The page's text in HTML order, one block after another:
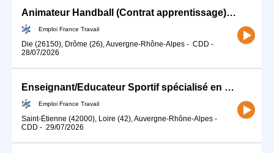
Animateur Handball (Contrat apprentissage) (H/F)
Emploi France Travail
Die (26150), Drôme (26), Auvergne-Rhône-Alpes - CDD -
28/07/2026
Enseignant/Educateur Sportif spécialisé en Sport adapté APA (H/F)
Emploi France Travail
Saint-Étienne (42000), Loire (42), Auvergne-Rhône-Alpes -
CDD - 29/07/2026